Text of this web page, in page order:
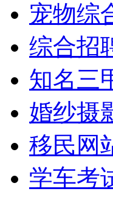
宠物综
综合招
知名三
婚纱摄
移民网
学车考